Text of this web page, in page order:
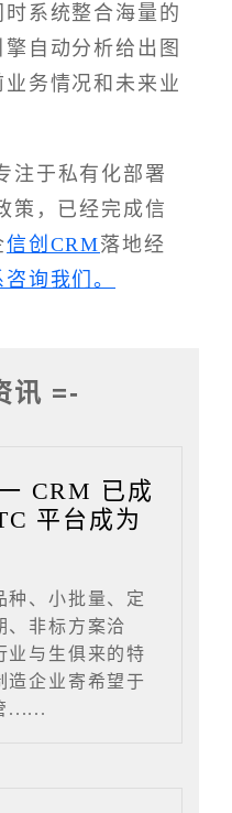
系统整合海量的
自动分析给出图
务情况和未来业
注于私有化部署
策，已经完成信
信创CRM落地经
询我们。
讯 =-
CRM 已成
平台成为
种、小批量、定
、非标方案洽
业与生俱来的特
造企业寄希望于
......